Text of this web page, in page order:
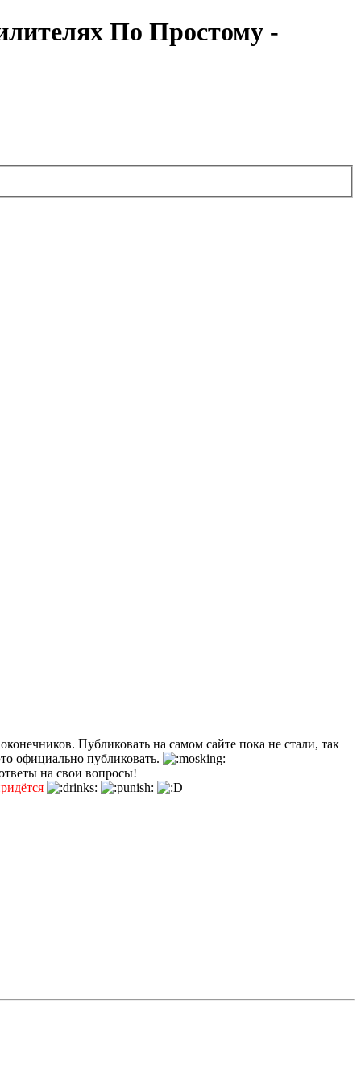
По Простому -
Публиковать на самом сайте пока не стали, так
официально публиковать.
на свои вопросы!